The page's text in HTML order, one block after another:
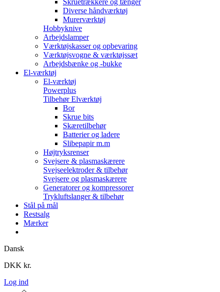
Skruetrækkere og tænger
Diverse håndværktøj
Murerværktøj
Hobbyknive
Arbejdslamper
Værktøjskasser og opbevaring
Værktøjsvogne & værktøjssæt
Arbejdsbænke og -bukke
El-værktøj
El-værktøj
Powerplus
Tilbehør Elværktøj
Bor
Skrue bits
Skæretilbehør
Batterier og ladere
Slibepapir m.m
Højtryksrenser
Svejsere & plasmaskærere
Svejseelektroder & tilbehør
Svejsere og plasmaskærere
Generatorer og kompressorer
Trykluftslanger & tilbehør
Stål på mål
Restsalg
Mærker
Dansk
DKK kr.
Log ind